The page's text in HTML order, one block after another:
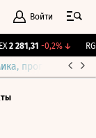
Войти
2 281,31 -0,2%↓
прогнозы